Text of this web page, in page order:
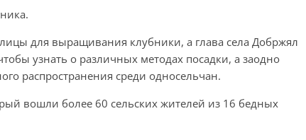
для выращивания клубники, а глава села Добржял
узнать о различных методах посадки, а заодно
распространения среди односельчан.
вошли более 60 сельских жителей из 16 бедных